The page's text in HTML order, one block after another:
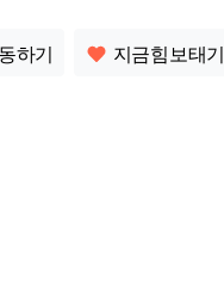
하기 지금힘보태기